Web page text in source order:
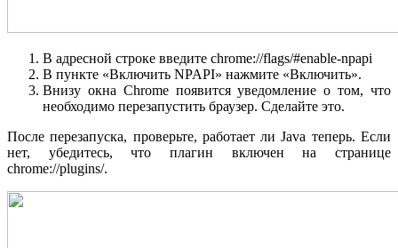
В адресной строке введите chrome://flags/#enable-npapi
В пункте «Включить NPAPI» нажмите «Включить».
Внизу окна Chrome появится уведомление о том, что
необходимо перезапустить браузер. Сделайте это.
После перезапуска, проверьте, работает ли Java теперь. Если
нет, убедитесь, что плагин включен на странице
chrome://plugins/.